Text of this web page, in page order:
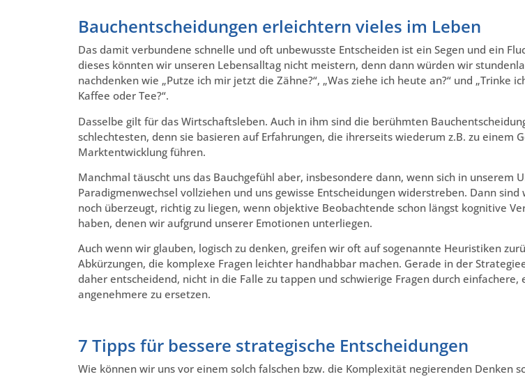
Bauchentscheidungen erleichtern vieles im Leben
Das damit verbundene schnelle und oft unbewusste Entscheiden ist ein Segen und ein
dieses könnten wir unseren Lebensalltag nicht meistern, denn dann würden wir
nachdenken wie „Putze ich mir jetzt die Zähne?“, „Was ziehe ich heute an?“ und „Trinke
Kaffee oder Tee?“.
Dasselbe gilt für das Wirtschaftsleben. Auch in ihm sind die berühmten
schlechtesten, denn sie basieren auf Erfahrungen, die ihrerseits wiederum z.B. zu einem
Marktentwicklung führen.
Manchmal täuscht uns das Bauchgefühl aber, insbesondere dann, wenn sich in unserem
Paradigmenwechsel vollziehen und uns gewisse Entscheidungen widerstreben. Dann
noch überzeugt, richtig zu liegen, wenn objektive Beobachtende schon längst kognitive
haben, denen wir aufgrund unserer Emotionen unterliegen.
Auch wenn wir glauben, logisch zu denken, greifen wir oft auf sogenannte Heuristiken
Abkürzungen, die komplexe Fragen leichter handhabbar machen. Gerade in der
daher entscheidend, nicht in die Falle zu tappen und schwierige Fragen durch einfachere,
angenehmere zu ersetzen.
7 Tipps für bessere strategische Entscheidungen
Wie können wir uns vor einem solch falschen bzw. die Komplexität negierenden Denken